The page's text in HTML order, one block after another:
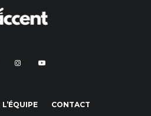
L’ÉQUIPE CONTACT